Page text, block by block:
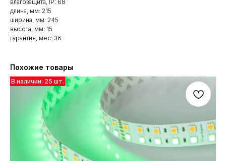
влагозащита, IP: 68
длина, мм: 215
ширина, мм: 245
высота, мм: 15
гарантия, мес: 36
Похожие товары